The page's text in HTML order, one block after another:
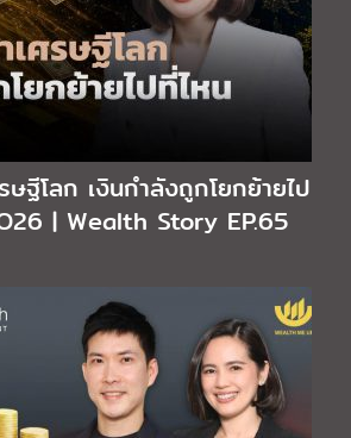
ษฐีโลก เงินกำลังถูกโยกย้ายไป
| Wealth Story EP.65